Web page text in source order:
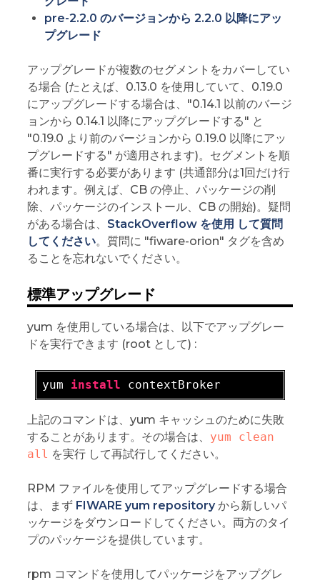
pre-2.2.0 のバージョンから 2.2.0 以降にアッ
プグレード
アップグレードが複数のセグメントをカバーしてい
る場合 (たとえば、0.13.0 を使用していて、0.19.0
にアップグレードする場合は、"0.14.1 以前のバージ
ョンから 0.14.1 以降にアップグレードする" と
"0.19.0 より前のバージョンから 0.19.0 以降にアッ
プグレードする" が適用されます)。セグメントを順
番に実行する必要があります (共通部分は1回だけ行
われます。例えば、CB の停止、パッケージの削
除、パッケージのインストール、CB の開始)。疑問
がある場合は、 StackOverflow を使用 して質問
してください。質問に "fiware-orion" タグを含め
ることを忘れないでください。
標準アップグレード
yum を使用している場合は、以下でアップグレー
ドを実行できます (root として) :
yum install
上記のコマンドは、yum キャッシュのために失敗
することがあります。その場合は、 yum clean
all を実行 して再試行してください。
RPM ファイルを使用してアップグレードする場合
は、まず FIWARE yum repositoryから新しいパ
ッケージをダウンロードしてください。両方のタイ
プのパッケージを提供しています。
rpm コマンドを使用してパッケージをアップグレ